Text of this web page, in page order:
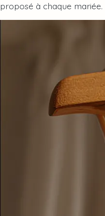
proposé à chaque mariée.